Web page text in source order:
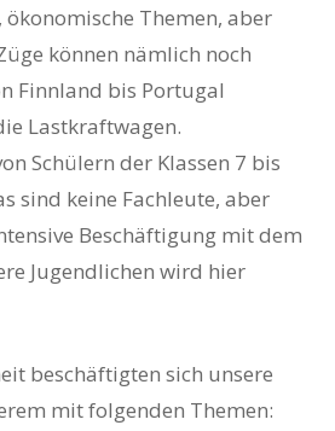
ökonomische Themen, aber
können nämlich noch
Finnland bis Portugal
Lastkraftwagen.
Schülern der Klassen 7 bis
sind keine Fachleute, aber
Beschäftigung mit dem
Jugendlichen wird hier
beschäftigten sich unsere
mit folgenden Themen: